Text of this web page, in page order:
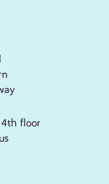
4th floor